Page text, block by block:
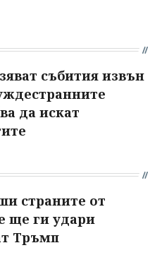
събития извън
да искат
страните от
ще ги удари
Тръмп